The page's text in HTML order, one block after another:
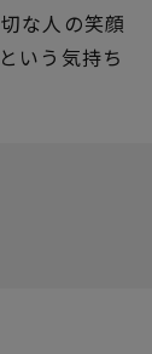
な人の笑顔
いう気持ち